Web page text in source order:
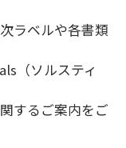
ラベルや各書類
（ソルスティ
するご案内をご